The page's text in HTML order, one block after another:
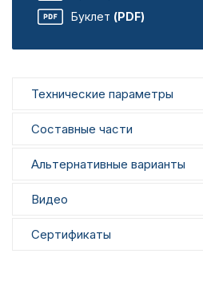
Буклет (PDF)
Технические параметры
Составные части
Альтернативные варианты
Видео
Сертификаты